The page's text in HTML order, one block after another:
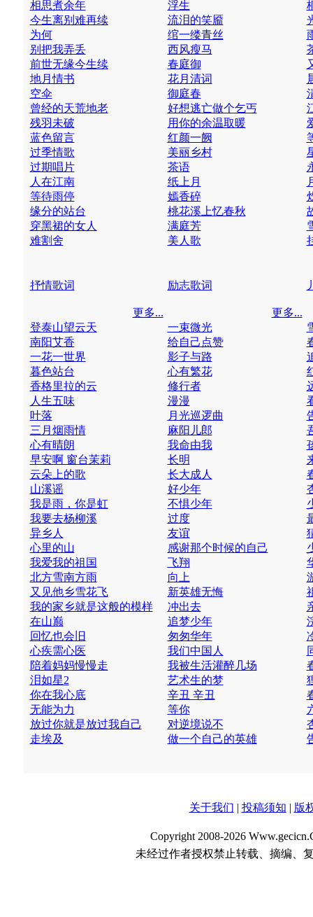
相思煮余年
今生离别难再续
为何
别把我弄丢
前世无缘今生续
地月情书
空伞
曾经的天荒地老
残羽未破
蓝色留言
过季情歌
过期唱片
人在江南
等待雨停
缘分的站台
穿黑裙的女人
难割舍
浮生
流泪的笑靥
绾一缕青丝
西风瘦马
春庭御
花月清词
御庭春
好想逃亡做个乞丐
用你的余温取暖
红颜一阙
美丽乡村
茶语
纸上月
嫣香碎
桃花溪上忆春秋
满庭芳
美人歌
抒情歌词
更多...
登泰山望云天
南阳艾香
一花一世界
暮色站台
香格里拉的云
人生五味
叶落
三月烟雨情
心有晴朗
早安啊 窗台茉莉
云朵上的歌
山溪谣
我是雨，你是虹
我要去杨柳溪
异乡人
心里的山
我爱我的祖国
北方雪南方雨
又见他乡雪花飞
我的家乡就是这般的模样
在山巅
回忆也会旧
心疾需心医
陪着妈妈慢慢走
泪如星2
你在我心底
无能为力
放过你就是放过我自己
走埃及
励志歌词
更多...
一束微光
给自己点赞
影子与路
心有繁花
修行者
漫漫
月光巡逻曲
麻阳儿郎
我命由我
长明
长大成人
好少年
不惧少年
过度
友谊
感谢那个时候的自己
飞翔
向上
新英雄无悔
冲出去
追梦少年
匆匆华年
我们中国人
我被生活灌醉几场
艺术生的梦
辛丑 辛丑
等你
对逆境说不
做一个自己的英雄
关于我们 | 投稿须知 | 版
Copyright 2008-2026
未经过作者授权禁止转载、摘编、